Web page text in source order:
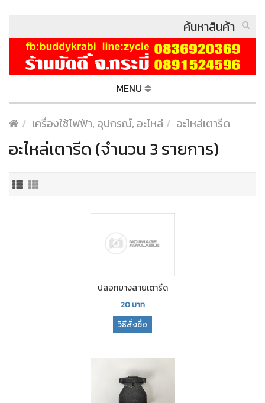
MENU
เครื่องใช้ไฟฟ้า, อุปกรณ์, อะไหล่ อะไหล่เตารีด
อะไหล่เตารีด (จำนวน 3 รายการ)
ปลอกยางสายเตารีด
20บาท
วิธีสั่งซื้อ